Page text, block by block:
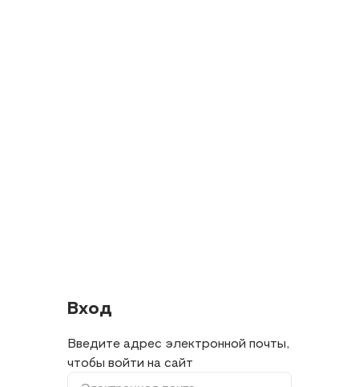
Вход
Введите адрес электронной почты,
чтобы войти на сайт